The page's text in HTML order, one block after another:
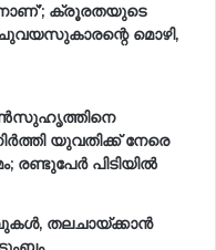
ക്രൂരതയുടെ
മൊഴി,
യുവതിക്ക് നേരെ
രണ്ടുപേർ പിടിയിൽ
തലചായ്ക്കാൻ